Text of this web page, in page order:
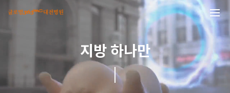
본문 바로가기
지방 하나만